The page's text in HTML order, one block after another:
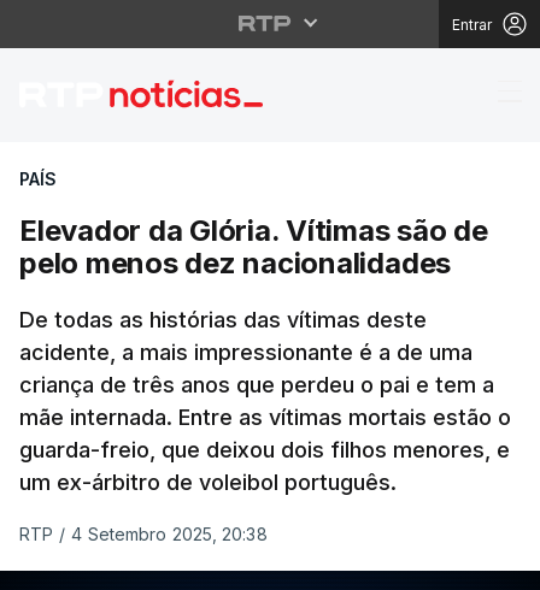
Entrar
Elevador da Glória.
PAÍS
Elevador da Glória. Vítimas são de
pelo menos dez nacionalidades
De todas as histórias das vítimas deste
acidente, a mais impressionante é a de uma
criança de três anos que perdeu o pai e tem a
mãe internada. Entre as vítimas mortais estão o
guarda-freio, que deixou dois filhos menores, e
um ex-árbitro de voleibol português.
RTP / 4 Setembro 2025, 20:38